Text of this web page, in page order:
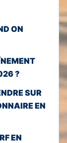
ON
?
SUR
EN
EN